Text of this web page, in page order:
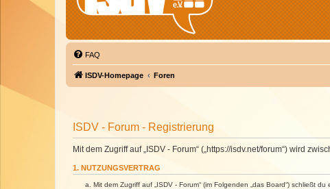
FAQ
ISDV-Homepage Foren
ISDV - Forum - Registrierung
Mit dem Zugriff auf „ISDV - Forum“ („https://isdv.net/forum“) wird
1. NUTZUNGSVERTRAG
Mit dem Zugriff auf „ISDV - Forum“ (im Folgenden „das Board“) schließt